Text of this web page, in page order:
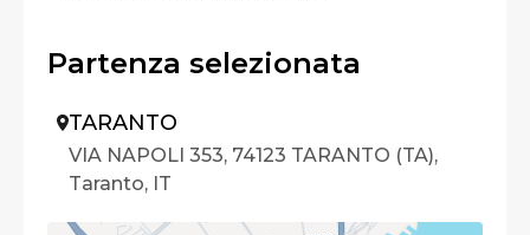
Partenza selezionata
TARANTO
VIA NAPOLI 353, 74123 TARANTO (TA),
Taranto, IT